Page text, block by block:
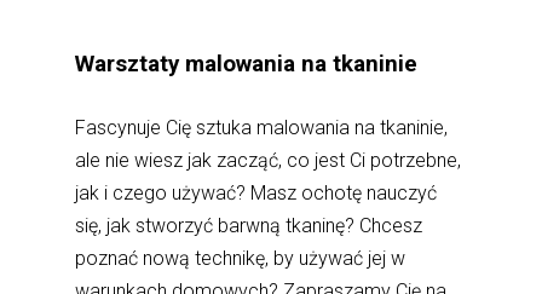
Warsztaty malowania na tkaninie
Fascynuje Cię sztuka malowania na tkaninie,
ale nie wiesz jak zacząć, co jest Ci potrzebne,
jak i czego używać? Masz ochotę nauczyć
się, jak stworzyć barwną tkaninę? Chcesz
poznać nową technikę, by używać jej w